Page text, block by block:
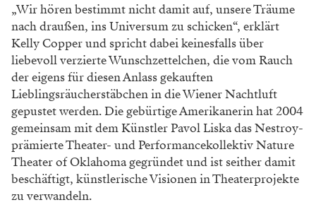
„Wir hören bestimmt nicht damit auf, unsere Träume
nach draußen, ins Universum zu schicken“, erklärt
Kelly Copper und spricht dabei keinesfalls über
liebevoll verzierte Wunschzettelchen, die vom Rauch
der eigens für diesen Anlass gekauften
Lieblingsräucherstäbchen in die Wiener Nachtluft
gepustet werden. Die gebürtige Amerikanerin hat 2004
gemeinsam mit dem Künstler Pavol Liska das Nestroy-
prämierte Theater- und Performancekollektiv Nature
Theater of Oklahoma gegründet und ist seither damit
beschäftigt, künstlerische Visionen in Theaterprojekte
zu verwandeln.